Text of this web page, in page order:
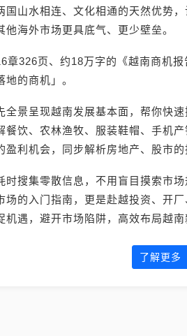
国山水相连、文化相通的天然优势
他海外市场更具底气、更少壁垒。
章326页、约18万字的《越南商机
地的商机」。
全景呈现越南发展基本面，帮你快
餐饮、农林渔牧、服装鞋帽、手机
盈利机会，同步解析房地产、股市的
时搜集零散信息，不用盲目摸索市
场的入门指南，更是赴越投资、开
机遇，避开市场陷阱，高效布局越南
了解更多